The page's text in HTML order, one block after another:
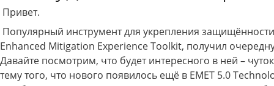
Привет.
Популярный инструмент для укрепления
Enhanced Mitigation Experience Toolkit, получил
Давайте посмотрим, что будет интересного в ней –
тему того, что нового появилось ещё в EMET 5.0